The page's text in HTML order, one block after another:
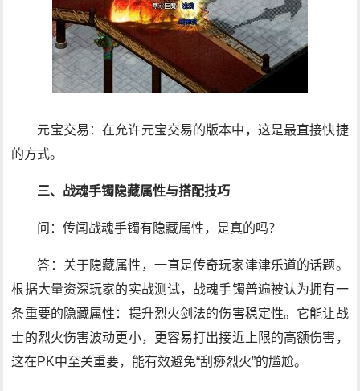
元宝交易：在允许元宝交易的版本中，这是最直接快捷
的方式。
三、战魂手镯隐藏属性与搭配技巧
问：传闻战魂手镯有隐藏属性，是真的吗？
答：关于隐藏属性，一直是传奇玩家津津乐道的话题。
根据大量资深玩家的实战测试，战魂手镯普遍被认为拥有一
条重要的隐藏属性：提升烈火剑法的伤害稳定性。它能让战
士的烈火伤害波动更小，更容易打出接近上限的高额伤害，
这在PK中至关重要，能有效避免“刮痧烈火”的尴尬。